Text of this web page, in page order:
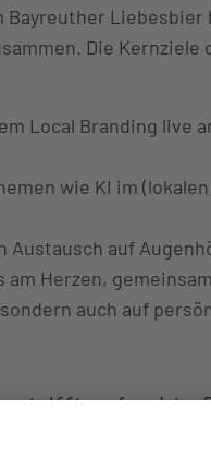
Bayreuther Liebesbier
Die
Local Branding live
wie KI im
Austausch auf
Herzen,
auch auf
trifft auf echte
das direkt an